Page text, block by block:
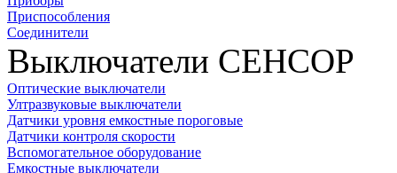
Приспособления
Соединители
Выключатели СЕНСОР
Оптические выключатели
Ултразвуковые выключатели
Датчики уровня емкостные пороговые
Датчики контроля скорости
Вспомогательное оборудование
Емкостные выключатели